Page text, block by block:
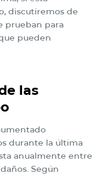
discutiremos de
prueban para
pueden
las
durante la última
anualmente entre
Según